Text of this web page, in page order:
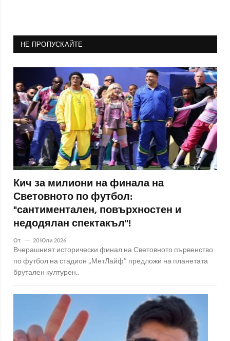
НЕ ПРОПУСКАЙТЕ
Кич за милиони на финала на
Световното по футбол:
"сантиментален, повърхностен и
недодялан спектакъл"!
От 20 Юли 2026
Вчерашният исторически финал на Световното първенство
по футбол на стадион „МетЛайф“ предложи на планетата
брутален културен..